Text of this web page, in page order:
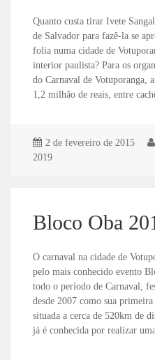
Quanto custa tirar Ivete
de Salvador para fazê-la se
folia numa cidade de
interior paulista? Para os
do Carnaval de Votuporanga,
1,2 milhão de reais, entre
2 de fevereiro de 2015
2019
Bloco Oba
O carnaval na cidade de
pelo mais conhecido evento
todo o período de Carnaval,
desde 2007 como sua
situada a cerca de 520km de
já é conhecida por realizar